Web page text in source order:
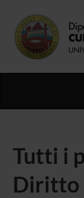
Tutti i
Diritto